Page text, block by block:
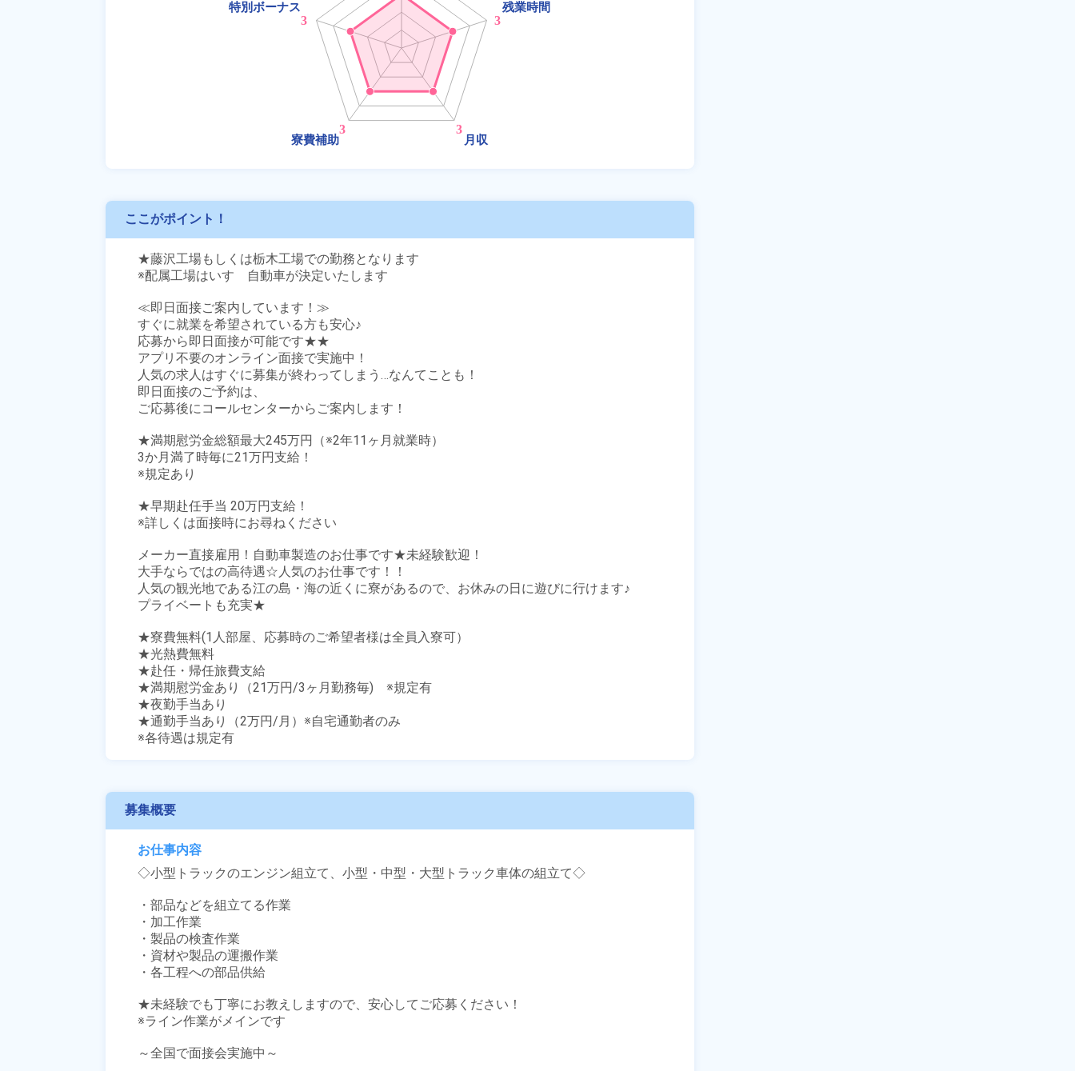
ここがポイント！
★藤沢工場もしくは栃木工場での勤務となります
※配属工場はいすゞ自動車が決定いたします
≪即日面接ご案内しています！≫
すぐに就業を希望されている方も安心♪
応募から即日面接が可能です★★
アプリ不要のオンライン面接で実施中！
人気の求人はすぐに募集が終わってしまう…なんてことも！
即日面接のご予約は、
ご応募後にコールセンターからご案内します！
★満期慰労金総額最大245万円（※2年11ヶ月就業時）
3か月満了時毎に21万円支給！
※規定あり
★早期赴任手当 20万円支給！
※詳しくは面接時にお尋ねください
メーカー直接雇用！自動車製造のお仕事です★未経験歓迎！
大手ならではの高待遇☆人気のお仕事です！！
人気の観光地である江の島・海の近くに寮があるので、お休みの日に遊びに行けます♪
プライベートも充実★
★寮費無料(1人部屋、応募時のご希望者様は全員入寮可）
★光熱費無料
★赴任・帰任旅費支給
★満期慰労金あり（21万円/3ヶ月勤務毎)　※規定有
★夜勤手当あり
★通勤手当あり（2万円/月）※自宅通勤者のみ
※各待遇は規定有
募集概要
お仕事内容
◇小型トラックのエンジン組立て、小型・中型・大型トラック車体の組立て◇
・部品などを組立てる作業
・加工作業
・製品の検査作業
・資材や製品の運搬作業
・各工程への部品供給
★未経験でも丁寧にお教えしますので、安心してご応募ください！
※ライン作業がメインです
～全国で面接会実施中～